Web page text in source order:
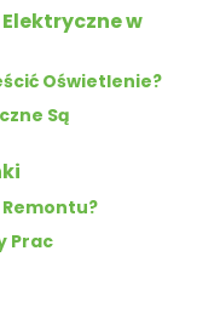
w
Oświetlenie?
Są
Prac